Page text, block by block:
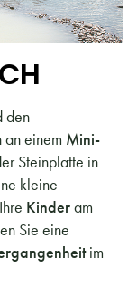
den
einem Mini-
Steinplatte in
kleine
Kinderam
Sie eine
im